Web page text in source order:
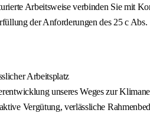
Arbeitsweise verbinden Sie mit
der Anforderungen des 25 c
Arbeitsplatz
unseres Weges zur
Vergütung, verlässliche